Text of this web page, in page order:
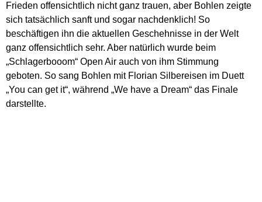
Frieden offensichtlich nicht ganz trauen, aber Bohlen zeigte
sich tatsächlich sanft und sogar nachdenklich! So
beschäftigen ihn die aktuellen Geschehnisse in der Welt
ganz offensichtlich sehr. Aber natürlich wurde beim
„Schlagerbooom“ Open Air auch von ihm Stimmung
geboten. So sang Bohlen mit Florian Silbereisen im Duett
„You can get it“, während „We have a Dream“ das Finale
darstellte.